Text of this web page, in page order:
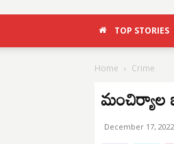
TOP STORIES
Home Crime
మంచిర్యాల
December 17, 2022